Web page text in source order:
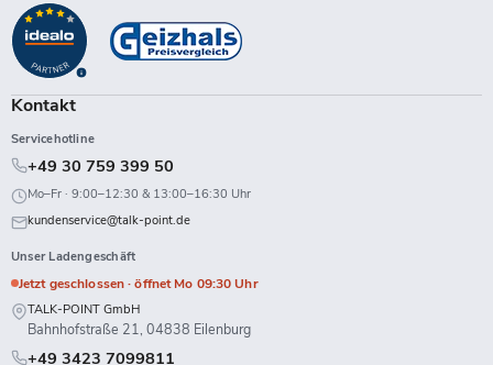
auf
Facebook
auf
Instagram
auf
LinkedIn
auf
TikTokTwitch
Kontakt
Servicehotline
+49 30 759 399 50
Mo–Fr · 9:00–12:30 & 13:00–16:30 Uhr
kundenservice@talk-point.de
Unser Ladengeschäft
Jetzt geschlossen · öffnet Mo 09:30 Uhr
TALK-POINT GmbH
Bahnhofstraße 21, 04838 Eilenburg
+49 3423 7099811